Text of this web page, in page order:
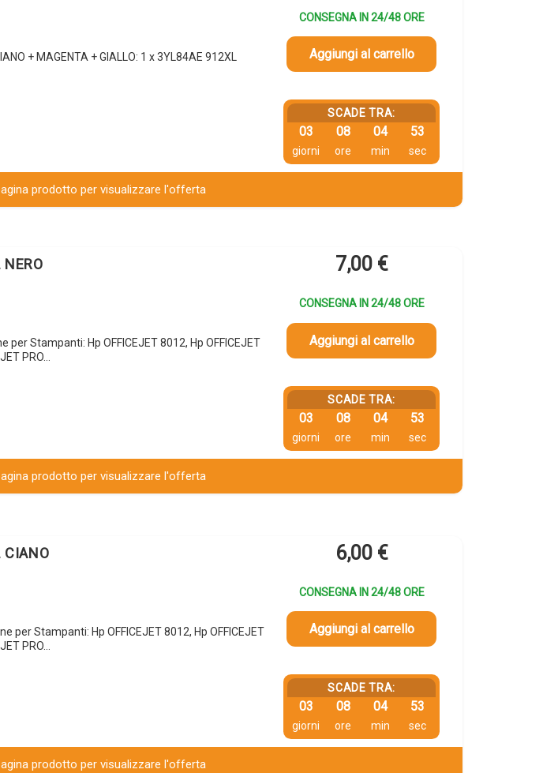
+ MAGENTA + GIALLO: 1 x 3YL84AE 912XL
CONSEGNA IN 24/48 ORE
Aggiungi al carrello
SCADE TRA:
03
giorni
08
ore
04
min
52
sec
prodotto per visualizzare l'offerta
Stampanti: Hp OFFICEJET 8012, Hp OFFICEJET
PRO…
7,00 €
CONSEGNA IN 24/48 ORE
Aggiungi al carrello
SCADE TRA:
03
giorni
08
ore
04
min
52
sec
prodotto per visualizzare l'offerta
per Stampanti: Hp OFFICEJET 8012, Hp OFFICEJET
PRO…
6,00 €
CONSEGNA IN 24/48 ORE
Aggiungi al carrello
SCADE TRA:
03
giorni
08
ore
04
min
52
sec
prodotto per visualizzare l'offerta